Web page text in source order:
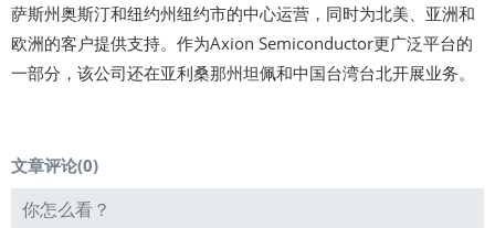
萨斯州奥斯汀和纽约州纽约市的中心运营，同时为北美、亚洲和
欧洲的客户提供支持。作为Axion Semiconductor更广泛平台的
一部分，该公司还在亚利桑那州坦佩和中国台湾台北开展业务。
文章评论(0)